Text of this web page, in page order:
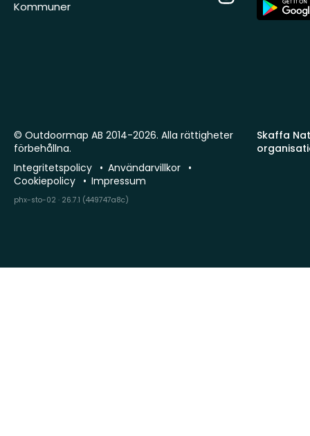
Kommuner
Store
Skaffa
© Outdoormap AB 2014-2026. Alla rättigheter
förbehållna.
Integritetspolicy
Användarvillkor
Cookiepolicy
Impressum
phx-sto-02 · 26.7.1 (449747a8c)